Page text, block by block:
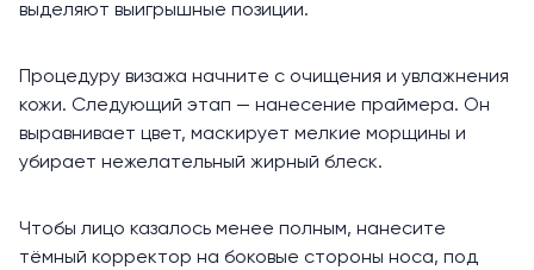
выделяют выигрышные позиции.
Процедуру визажа начните с очищения и увлажнения
кожи. Следующий этап — нанесение праймера. Он
выравнивает цвет, маскирует мелкие морщины и
убирает нежелательный жирный блеск.
Чтобы лицо казалось менее полным, нанесите
тёмный корректор на боковые стороны носа, под